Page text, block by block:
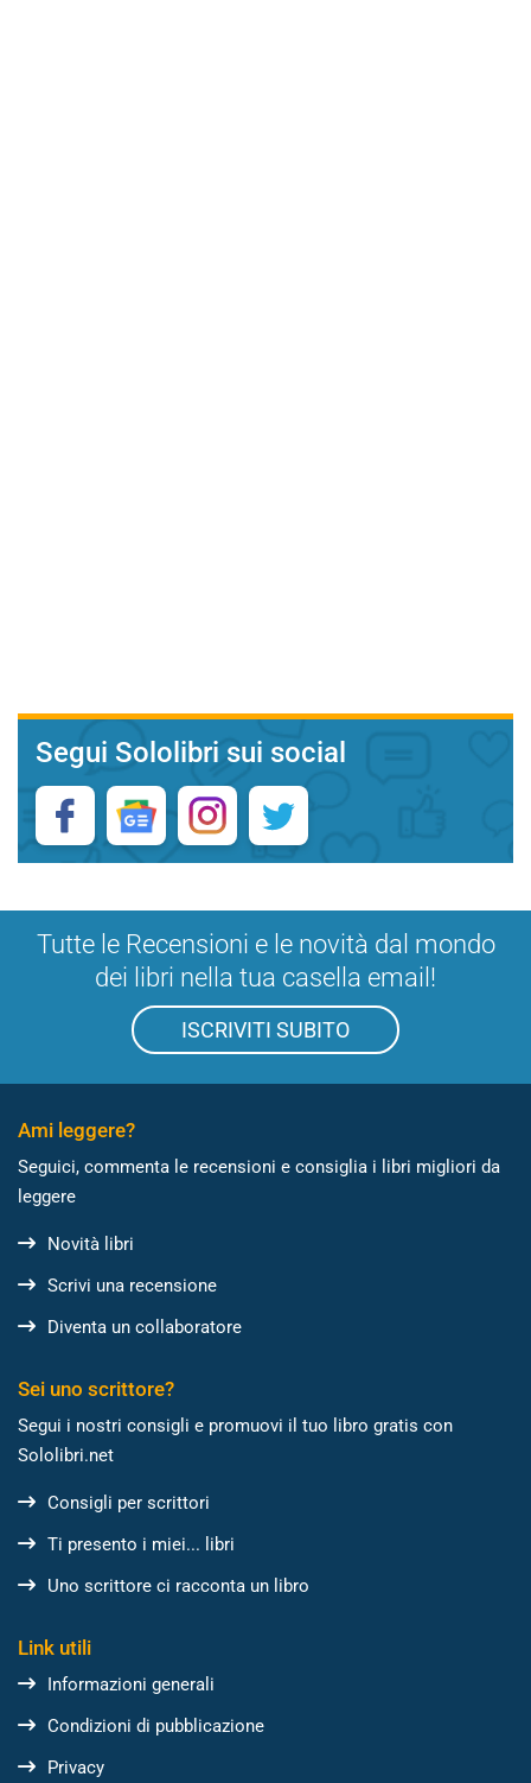
Segui Sololibri sui social
Tutte le Recensioni e le novità dal mondo
dei libri nella tua casella email!
ISCRIVITI SUBITO
Ami leggere?
Seguici, commenta le recensioni e consiglia i libri migliori da
leggere
Novità libri
Scrivi una recensione
Diventa un collaboratore
Sei uno scrittore?
Segui i nostri consigli e promuovi il tuo libro gratis con
Sololibri.net
Consigli per scrittori
Ti presento i miei... libri
Uno scrittore ci racconta un libro
Link utili
Informazioni generali
Condizioni di pubblicazione
Privacy